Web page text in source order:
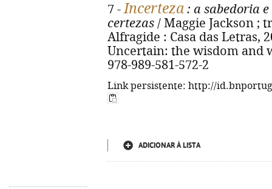
7 -Incerteza : a sabedoria
certezas / Maggie Jackson ;
Alfragide : Casa das Letras,
Uncertain: the wisdom and
978-989-581-572-2
Link persistente: http://
ADICIONAR À LISTA